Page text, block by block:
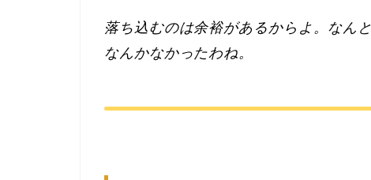
落ち込むのは余裕があるからよ。なん
なんかなかったわね。